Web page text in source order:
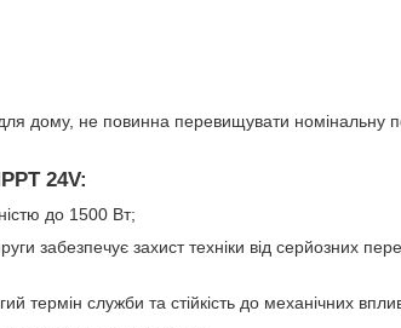
дому, не повинна перевищувати номінальну
24V:
до 1500 Вт;
забезпечує захист техніки від серйозних
термін служби та стійкість до механічних